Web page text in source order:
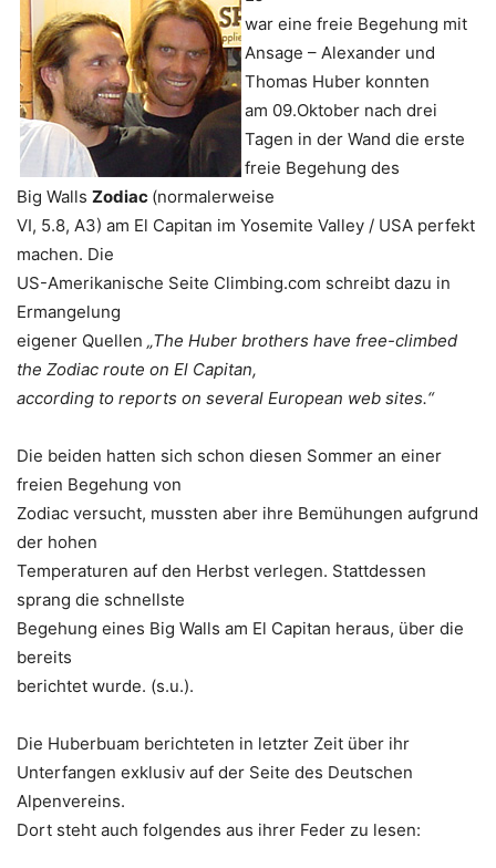
war eine freie Begehung mit
Ansage – Alexander und
Thomas Huber konnten
am 09.Oktober nach drei
Tagen in der Wand die erste
freie Begehung des
Big Walls Zodiac (normalerweise
VI, 5.8, A3) am El Capitan im Yosemite Valley / USA perfekt
machen. Die
US-Amerikanische Seite Climbing.com schreibt dazu in
Ermangelung
eigener Quellen „The Huber brothers have free-climbed
the Zodiac route on El Capitan,
according to reports on several European web sites.“
Die beiden hatten sich schon diesen Sommer an einer
freien Begehung von
Zodiac versucht, mussten aber ihre Bemühungen aufgrund
der hohen
Temperaturen auf den Herbst verlegen. Stattdessen
sprang die schnellste
Begehung eines Big Walls am El Capitan heraus, über die
bereits
berichtet wurde. (s.u.).
Die Huberbuam berichteten in letzter Zeit über ihr
Unterfangen exklusiv auf der Seite des Deutschen
Alpenvereins.
Dort steht auch folgendes aus ihrer Feder zu lesen: